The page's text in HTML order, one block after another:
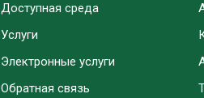
Доступная среда
Услуги
Электронные услуги
Обратная связь